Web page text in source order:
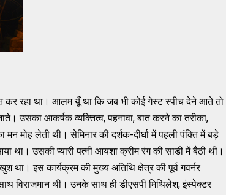
कर रहा था। आलम यूँ था कि जब भी कोई गेस्ट स्पीच देने आते तो
उसका आकर्षक व्यक्तित्व, पहनावा, बात करने का तरीका,
मोह लेती थी। सेमिनार की दर्शक-दीर्घा में पहली पंक्ति में बड़े
उसकी प्यारी पत्नी आयशा क्रीम रंग की साडी में बैठी थी।
था। इस कार्यक्रम की मुख्य अतिथि क्षेत्र की पूर्व गवर्नर
विराजमान थी। उनके साथ ही डीएसपी मिथिलेश, इंस्पेक्टर